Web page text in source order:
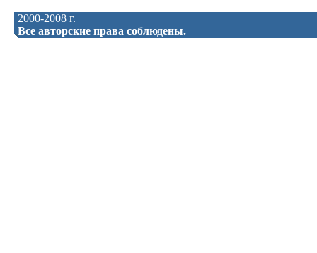
2000-2008 г.
Все авторские права соблюдены.